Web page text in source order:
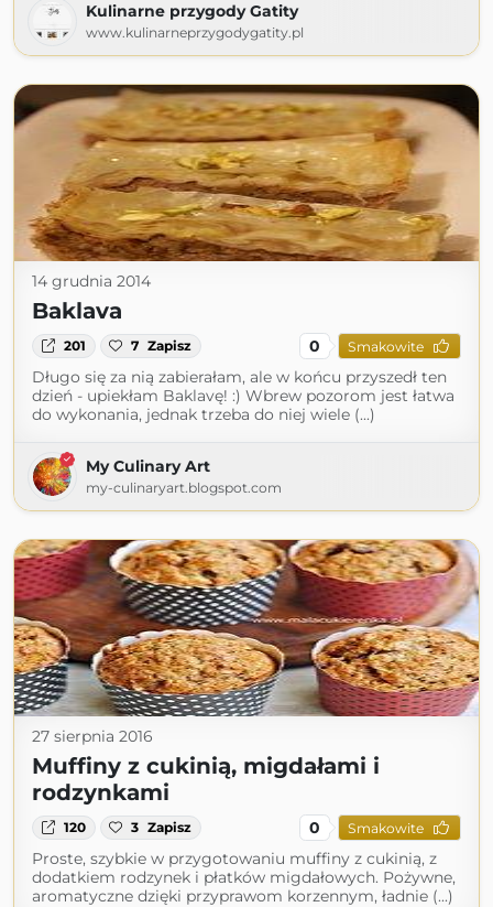
Kulinarne przygody Gatity
www.kulinarneprzygodygatity.pl
14 grudnia 2014
Baklava
201 7 Zapisz 0 Smakowite
Długo się za nią zabierałam, ale w końcu przyszedł ten
dzień - upiekłam Baklavę! :) Wbrew pozorom jest łatwa
do wykonania, jednak trzeba do niej wiele (...)
My Culinary Art
my-culinaryart.blogspot.com
27 sierpnia 2016
Muffiny z cukinią, migdałami i
rodzynkami
120 3 Zapisz 0 Smakowite
Proste, szybkie w przygotowaniu muffiny z cukinią, z
dodatkiem rodzynek i płatków migdałowych. Pożywne,
aromatyczne dzięki przyprawom korzennym, ładnie (...)